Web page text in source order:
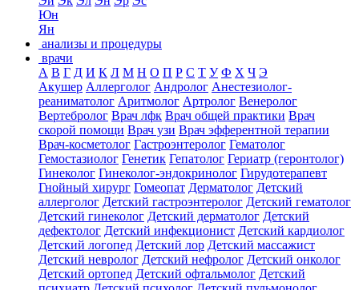
Юн
Ян
анализы и процедуры
врачи
А В Г Д И К Л М Н О П Р С Т У Ф Х Ч Э
Акушер Аллерголог Андролог Анестезиолог-
реаниматолог Аритмолог Артролог Венеролог
Вертебролог Врач лфк Врач общей практики Врач
скорой помощи Врач узи Врач эфферентной терапии
Врач-косметолог Гастроэнтеролог Гематолог
Гемостазиолог Генетик Гепатолог Гериатр (геронтолог)
Гинеколог Гинеколог-эндокринолог Гирудотерапевт
Гнойный хирург Гомеопат Дерматолог Детский
аллерголог Детский гастроэнтеролог Детский гематолог
Детский гинеколог Детский дерматолог Детский
дефектолог Детский инфекционист Детский кардиолог
Детский логопед Детский лор Детский массажист
Детский невролог Детский нефролог Детский онколог
Детский ортопед Детский офтальмолог Детский